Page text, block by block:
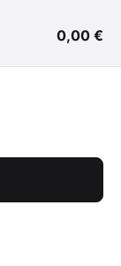
0,00 €